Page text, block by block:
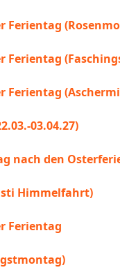
Ferientag
Ferientag
Ferientag
03.04.27)
nach den
Himmelfahrt)
Ferientag